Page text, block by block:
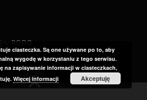
RODO
ciasteczka. Są one używane po to, aby
wygodę w korzystaniu z tego serwisu.
na zapisywanie informacji w ciasteczkach,
Więcej informacji Akceptuję